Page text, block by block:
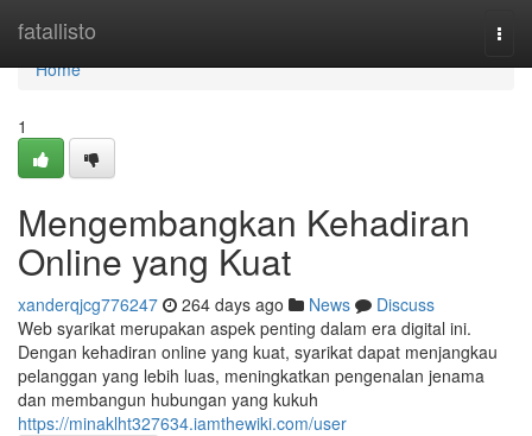
fatallisto
Home
Home
1
Mengembangkan Kehadiran
Online yang Kuat
xanderqjcg776247 264 days ago News
Discuss
Web syarikat merupakan aspek penting dalam era digital ini.
Dengan kehadiran online yang kuat, syarikat dapat menjangkau
pelanggan yang lebih luas, meningkatkan pengenalan jenama
dan membangun hubungan yang kukuh
https://minaklht327634.iamthewiki.com/user